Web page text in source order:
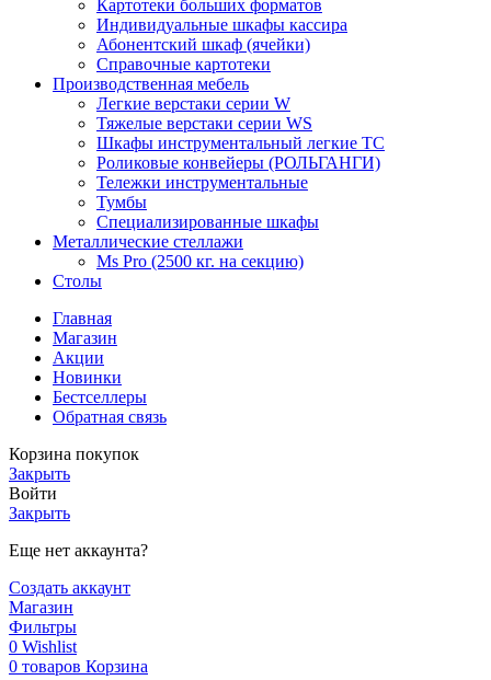
Картотеки больших форматов
Индивидуальные шкафы кассира
Абонентский шкаф (ячейки)
Справочные картотеки
Производственная мебель
Легкие верстаки серии W
Тяжелые верстаки серии WS
Шкафы инструментальный легкие ТС
Роликовые конвейеры (РОЛЬГАНГИ)
Тележки инструментальные
Тумбы
Специализированные шкафы
Металлические стеллажи
Ms Pro (2500 кг. на секцию)
Столы
Главная
Магазин
Акции
Новинки
Бестселлеры
Обратная связь
Корзина покупок
Закрыть
Войти
Закрыть
Еще нет аккаунта?
Создать аккаунт
Магазин
Фильтры
0 Wishlist
0 товаров Корзина